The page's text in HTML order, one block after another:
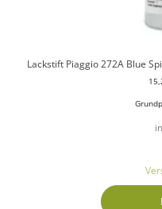
Lackstift Piaggio 272A Blue